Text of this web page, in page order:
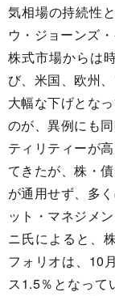
気相場の持続性
ウ・ジョーンズ
株式市場からは
び、米国、欧州
大幅な下げとな
のが、異例にも
ティリティーが
てきたが、株・
が通用せず、多
ット・マネジメ
ニ氏によると、
フォリオは、10
ス1.5％となって